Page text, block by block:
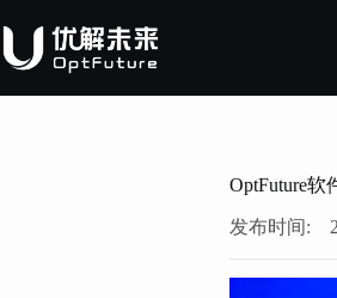
OptFuture软
发布时间: